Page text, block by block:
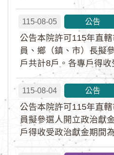
115-08-05 公告
公告本院許可115年直
員、鄉（鎮、市）長擬
戶共計8戶。各專戶得收
115-08-04 公告
公告本院許可115年直
員擬參選人開立政治獻
戶得收受政治獻金期間